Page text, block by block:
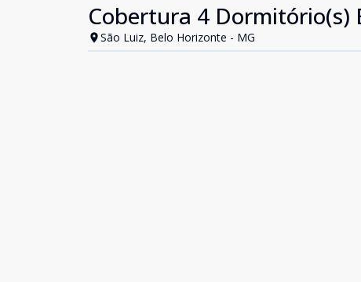
Cobertura 4 Dormitório(s)
São Luiz, Belo Horizonte - MG